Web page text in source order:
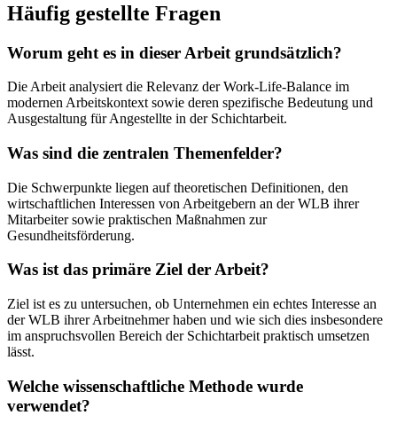
Häufig gestellte Fragen
Worum geht es in dieser Arbeit grundsätzlich?
Die Arbeit analysiert die Relevanz der Work-Life-Balance im
modernen Arbeitskontext sowie deren spezifische Bedeutung und
Ausgestaltung für Angestellte in der Schichtarbeit.
Was sind die zentralen Themenfelder?
Die Schwerpunkte liegen auf theoretischen Definitionen, den
wirtschaftlichen Interessen von Arbeitgebern an der WLB ihrer
Mitarbeiter sowie praktischen Maßnahmen zur
Gesundheitsförderung.
Was ist das primäre Ziel der Arbeit?
Ziel ist es zu untersuchen, ob Unternehmen ein echtes Interesse an
der WLB ihrer Arbeitnehmer haben und wie sich dies insbesondere
im anspruchsvollen Bereich der Schichtarbeit praktisch umsetzen
lässt.
Welche wissenschaftliche Methode wurde
verwendet?